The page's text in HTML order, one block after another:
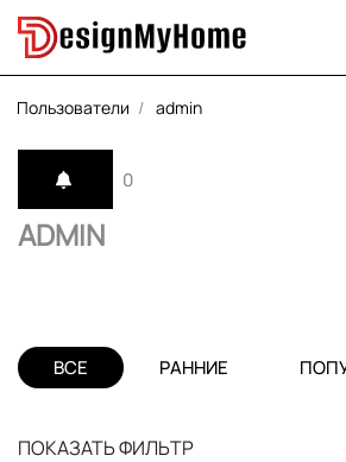
Пользователи admin
ADMIN
0
ВСЕ РАННИЕ
ПОКАЗАТЬ ФИЛЬТР